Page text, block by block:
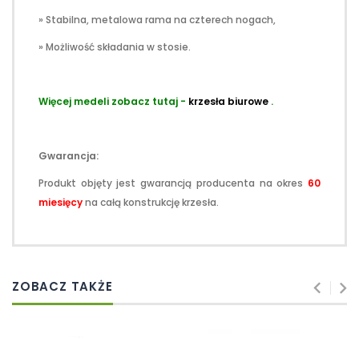
» Stabilna, metalowa rama na czterech nogach,
» Możliwość składania w stosie.
Więcej medeli zobacz tutaj - krzesła biurowe .
Gwarancja:
Produkt objęty jest gwarancją producenta na okres 60
miesięcyna całą konstrukcję krzesła.
ZOBACZ TAKŻE